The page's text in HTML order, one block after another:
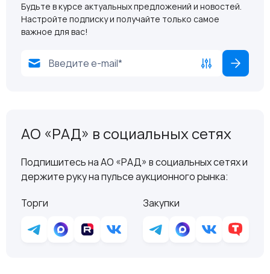
Будьте в курсе актуальных предложений и новостей.
Настройте подписку и получайте только самое
важное для вас!
АО «РАД» в социальных сетях
Подпишитесь на АО «РАД» в социальных сетях и
держите руку на пульсе аукционного рынка:
Торги
Закупки